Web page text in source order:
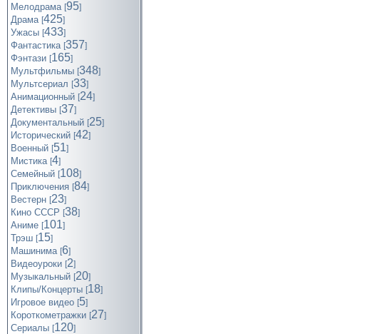
Мелодрама [95]
Драма [425]
Ужасы [433]
Фантастика [357]
Фэнтази [165]
Мультфильмы [348]
Мультсериал [33]
Анимационный [24]
Детективы [37]
Документальный [25]
Исторический [42]
Военный [51]
Мистика [4]
Семейный [108]
Приключения [84]
Вестерн [23]
Кино СССР [38]
Аниме [101]
Трэш [15]
Машинима [6]
Видеоуроки [2]
Музыкальный [20]
Клипы/Концерты [18]
Игровое видео [5]
Короткометражки [27]
Cериалы [120]